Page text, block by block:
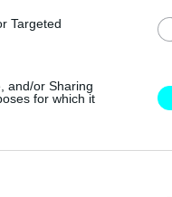
Targeted
and/or Sharing
for which it